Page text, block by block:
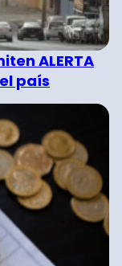
ALERTA
país